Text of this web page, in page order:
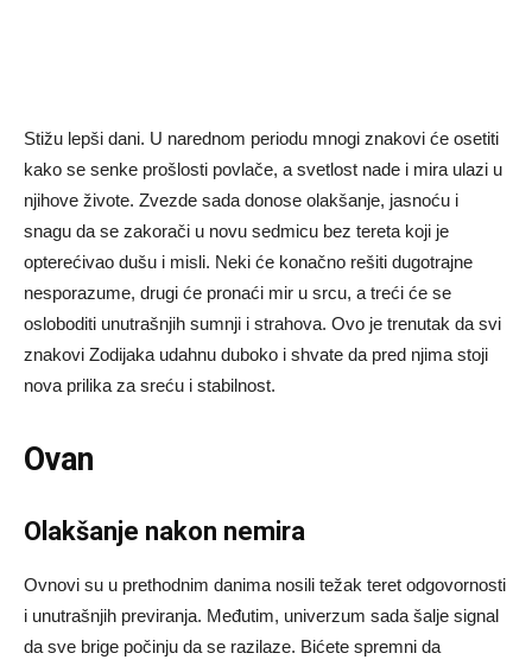
Stižu lepši dani. U narednom periodu mnogi znakovi će osetiti
kako se senke prošlosti povlače, a svetlost nade i mira ulazi u
njihove živote. Zvezde sada donose olakšanje, jasnoću i
snagu da se zakorači u novu sedmicu bez tereta koji je
opterećivao dušu i misli. Neki će konačno rešiti dugotrajne
nesporazume, drugi će pronaći mir u srcu, a treći će se
osloboditi unutrašnjih sumnji i strahova. Ovo je trenutak da svi
znakovi Zodijaka udahnu duboko i shvate da pred njima stoji
nova prilika za sreću i stabilnost.
Ovan
Olakšanje nakon nemira
Ovnovi su u prethodnim danima nosili težak teret odgovornosti
i unutrašnjih previranja. Međutim, univerzum sada šalje signal
da sve brige počinju da se razilaze. Bićete spremni da